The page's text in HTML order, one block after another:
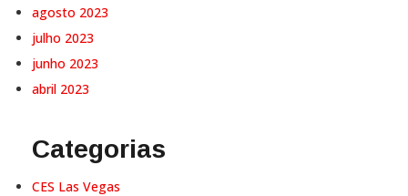
agosto 2023
julho 2023
junho 2023
abril 2023
Categorias
CES Las Vegas